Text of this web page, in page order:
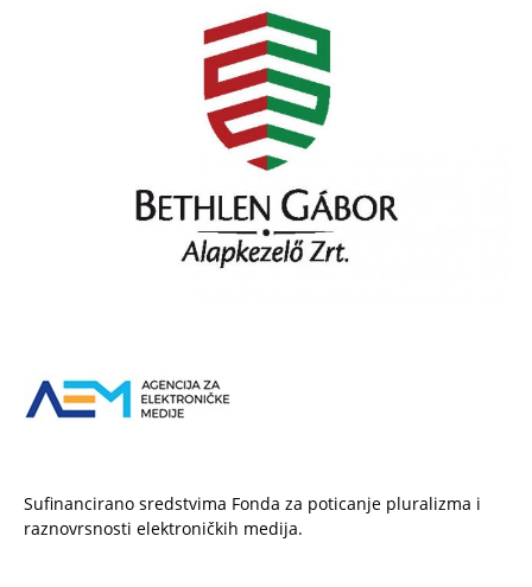
Sufinancirano sredstvima Fonda za poticanje pluralizma i
raznovrsnosti elektroničkih medija.